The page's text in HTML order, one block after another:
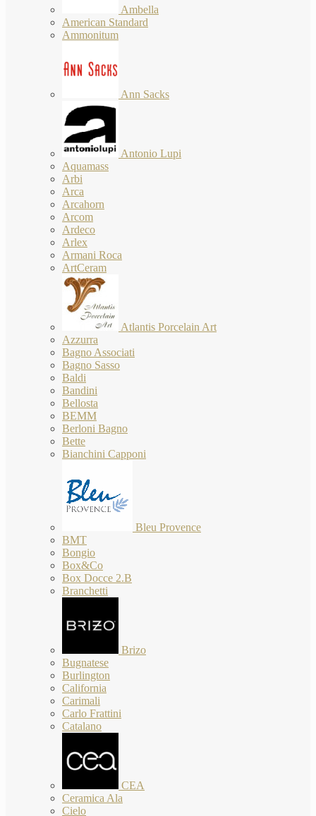
Ambella
American Standard
Ammonitum
Ann Sacks
Antonio Lupi
Aquamass
Arbi
Arca
Arcahorn
Arcom
Ardeco
Arlex
Armani Roca
ArtCeram
Atlantis Porcelain Art
Azzurra
Bagno Associati
Bagno Sasso
Baldi
Bandini
Bellosta
BEMM
Berloni Bagno
Bette
Bianchini Capponi
Bleu Provence
BMT
Bongio
Box&Co
Box Docce 2.B
Branchetti
Brizo
Bugnatese
Burlington
California
Carimali
Carlo Frattini
Catalano
CEA
Ceramica Ala
Cielo